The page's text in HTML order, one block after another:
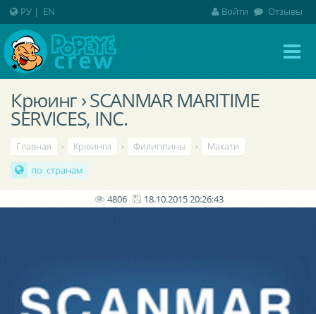
Крюинг › SCANMAR MARITIME
SERVICES, INC.
Главная › Крюинги › Филиппины ›
Макати
по странам
4806 18.10.2015 20:26:43
РУ | EN Войти Отзывы